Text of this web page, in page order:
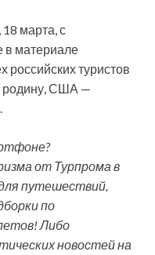
марта, с
в материале
российских туристов
родину, США —
от Турпрома в
путешествий,
по
Либо
новостей на